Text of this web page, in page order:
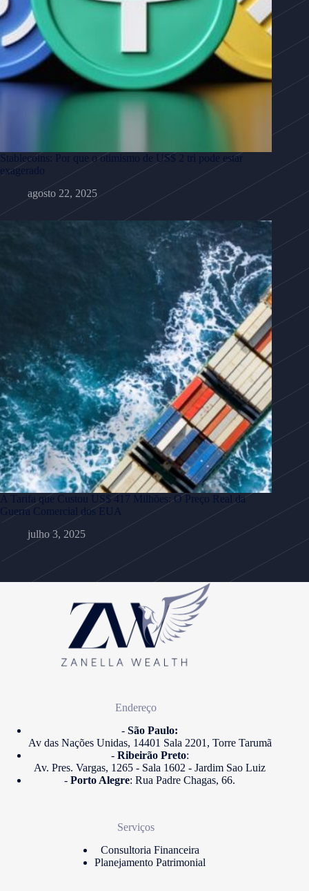
Stablecoins: Por que o otimismo de US$ 2 tri pode estar
exagerado
agosto 22, 2025
A Tarifa que Custou US$ 417 Milhões: O Preço Real da
Guerra Comercial dos EUA
julho 3, 2025
Endereço
- São Paulo:
Av das Nações Unidas, 14401 Sala 2201, Torre Tarumã
-Ribeirão Preto:
Av. Pres. Vargas, 1265 - Sala 1602 - Jardim Sao Luiz
-Porto Alegre: Rua Padre Chagas, 66.
Serviços
Consultoria Financeira
Planejamento Patrimonial